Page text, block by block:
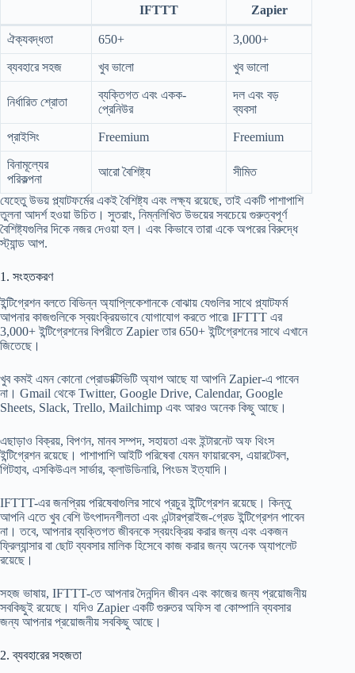
IFTTT Zapier
ঐক্যবদ্ধতা 650+ 3,000+
ব্যবহারে সহজ খুব ভালো খুব ভালো
নির্ধারিত শ্রোতা
ব্যক্তিগত এবং একক-
প্রেনিউর
দল এবং বড়
ব্যবসা
প্রাইসিং Freemium Freemium
বিনামূল্যের
পরিকল্পনা
আরো বৈশিষ্ট্য সীমিত
যেহেতু উভয় প্ল্যাটফর্মের একই বৈশিষ্ট্য এবং লক্ষ্য রয়েছে, তাই একটি পাশাপাশি
তুলনা আদর্শ হওয়া উচিত। সুতরাং, নিম্নলিখিত উভয়ের সবচেয়ে গুরুত্বপূর্ণ
বৈশিষ্ট্যগুলির দিকে নজর দেওয়া হল। এবং কিভাবে তারা একে অপরের বিরুদ্ধে
স্ট্যান্ড আপ.
1. সংহতকরণ
ইন্টিগ্রেশন বলতে বিভিন্ন অ্যাপ্লিকেশানকে বোঝায় যেগুলির সাথে প্ল্যাটফর্ম
আপনার কাজগুলিকে স্বয়ংক্রিয়ভাবে যোগাযোগ করতে পারে৷ IFTTT এর
3,000+ ইন্টিগ্রেশনের বিপরীতে Zapier তার 650+ ইন্টিগ্রেশনের সাথে এখানে
জিতেছে।
খুব কমই এমন কোনো প্রোডাক্টিভিটি অ্যাপ আছে যা আপনি Zapier-এ পাবেন
না। Gmail থেকে Twitter, Google Drive, Calendar, Google
Sheets, Slack, Trello, Mailchimp এবং আরও অনেক কিছু আছে।
এছাড়াও বিক্রয়, বিপণন, মানব সম্পদ, সহায়তা এবং ইন্টারনেট অফ থিংস
ইন্টিগ্রেশন রয়েছে। পাশাপাশি আইটি পরিষেবা যেমন ফায়ারবেস, এয়ারটেবল,
গিটহাব, এসকিউএল সার্ভার, ক্লাউডিনারি, পিংডম ইত্যাদি।
IFTTT-এর জনপ্রিয় পরিষেবাগুলির সাথে প্রচুর ইন্টিগ্রেশন রয়েছে। কিন্তু
আপনি এতে খুব বেশি উৎপাদনশীলতা এবং এন্টারপ্রাইজ-গ্রেড ইন্টিগ্রেশন পাবেন
না। তবে, আপনার ব্যক্তিগত জীবনকে স্বয়ংক্রিয় করার জন্য এবং একজন
ফ্রিল্যান্সার বা ছোট ব্যবসার মালিক হিসেবে কাজ করার জন্য অনেক অ্যাপলেট
রয়েছে।
সহজ ভাষায়, IFTTT-তে আপনার দৈনন্দিন জীবন এবং কাজের জন্য প্রয়োজনীয়
সবকিছুই রয়েছে। যদিও Zapier একটি গুরুতর অফিস বা কোম্পানি ব্যবসার
জন্য আপনার প্রয়োজনীয় সবকিছু আছে।
2. ব্যবহারের সহজতা